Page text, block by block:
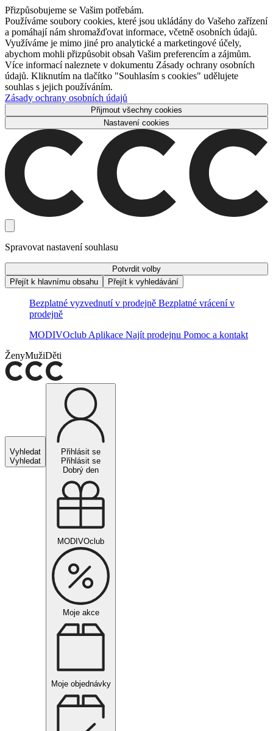
Přizpůsobujeme se Vašim potřebám.
Používáme soubory cookies, které jsou ukládány do Vašeho zařízení
a pomáhají nám shromažďovat informace, včetně osobních údajů.
Využíváme je mimo jiné pro analytické a marketingové účely,
abychom mohli přizpůsobit obsah Vašim preferencím a zájmům.
Více informací naleznete v dokumentu Zásady ochrany osobních
údajů. Kliknutím na tlačítko "Souhlasím s cookies" udělujete
souhlas s jejich používáním.
Zásady ochrany osobních údajů
Přijmout všechny cookies
Nastavení cookies
Spravovat nastavení souhlasu
Potvrdit volby
Přejít k hlavnímu obsahu
Přejít k vyhledávání
Bezplatné vyzvednutí v prodejně Bezplatné vrácení v
prodejně
MODIVOclub Aplikace Najít prodejnu Pomoc a kontakt
ŽenyMužiDěti
Vyhledat
Vyhledat
Přihlásit se
Přihlásit se
Dobrý den
MODIVOclub
Moje akce
Moje objednávky